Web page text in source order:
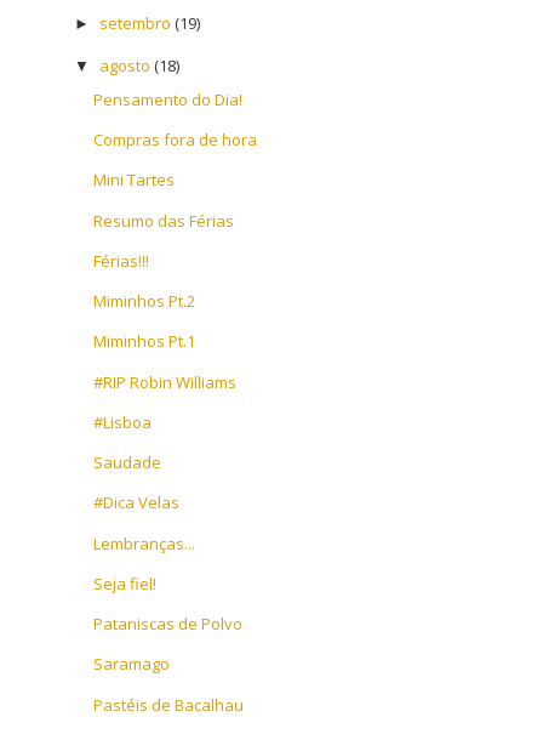
► setembro (19)
▼ agosto (18)
Pensamento do Dia!
Compras fora de hora
Mini Tartes
Resumo das Férias
Férias!!!
Miminhos Pt.2
Miminhos Pt.1
#RIP Robin Williams
#Lisboa
Saudade
#Dica Velas
Lembranças...
Seja fiel!
Pataniscas de Polvo
Saramago
Pastéis de Bacalhau